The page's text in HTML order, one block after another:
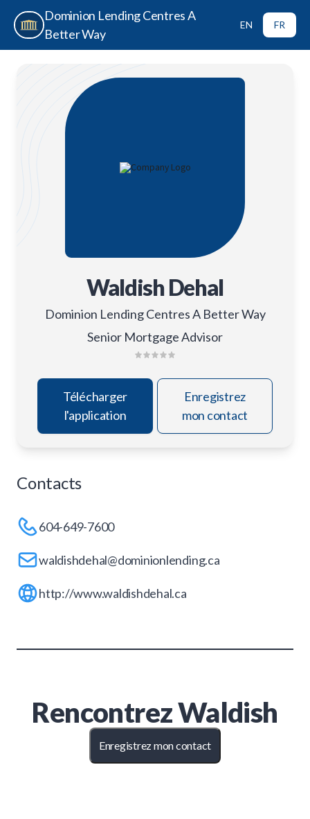
Dominion Lending Centres A
Better Way
EN FR
Waldish Dehal
Dominion Lending Centres A Better Way
Senior Mortgage Advisor
Télécharger
l'application
Enregistrez
mon contact
Contacts
604-649-7600
waldishdehal@dominionlending.ca
http://www.waldishdehal.ca
RencontrezWaldish
Enregistrez mon contact